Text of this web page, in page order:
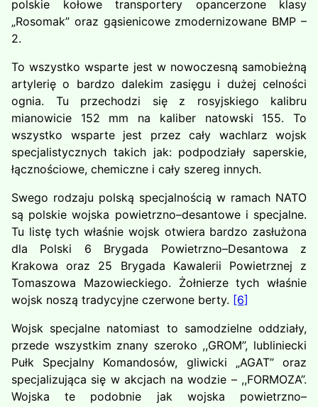
polskie kołowe transportery opancerzone klasy
„Rosomak” oraz gąsienicowe zmodernizowane BMP –
2.
To wszystko wsparte jest w nowoczesną samobieżną
artylerię o bardzo dalekim zasięgu i dużej celności
ognia. Tu przechodzi się z rosyjskiego kalibru
mianowicie 152 mm na kaliber natowski 155. To
wszystko wsparte jest przez cały wachlarz wojsk
specjalistycznych takich jak: podpodziały saperskie,
łącznościowe, chemiczne i cały szereg innych.
Swego rodzaju polską specjalnością w ramach NATO
są polskie wojska powietrzno–desantowe i specjalne.
Tu listę tych właśnie wojsk otwiera bardzo zasłużona
dla Polski 6 Brygada Powietrzno–Desantowa z
Krakowa oraz 25 Brygada Kawalerii Powietrznej z
Tomaszowa Mazowieckiego. Żołnierze tych właśnie
wojsk noszą tradycyjne czerwone berty. [6]
Wojsk specjalne natomiast to samodzielne oddziały,
przede wszystkim znany szeroko ,,GROM”, lubliniecki
Pułk Specjalny Komandosów, gliwicki „AGAT” oraz
specjalizująca się w akcjach na wodzie – ,,FORMOZA”.
Wojska te podobnie jak wojska powietrzno–